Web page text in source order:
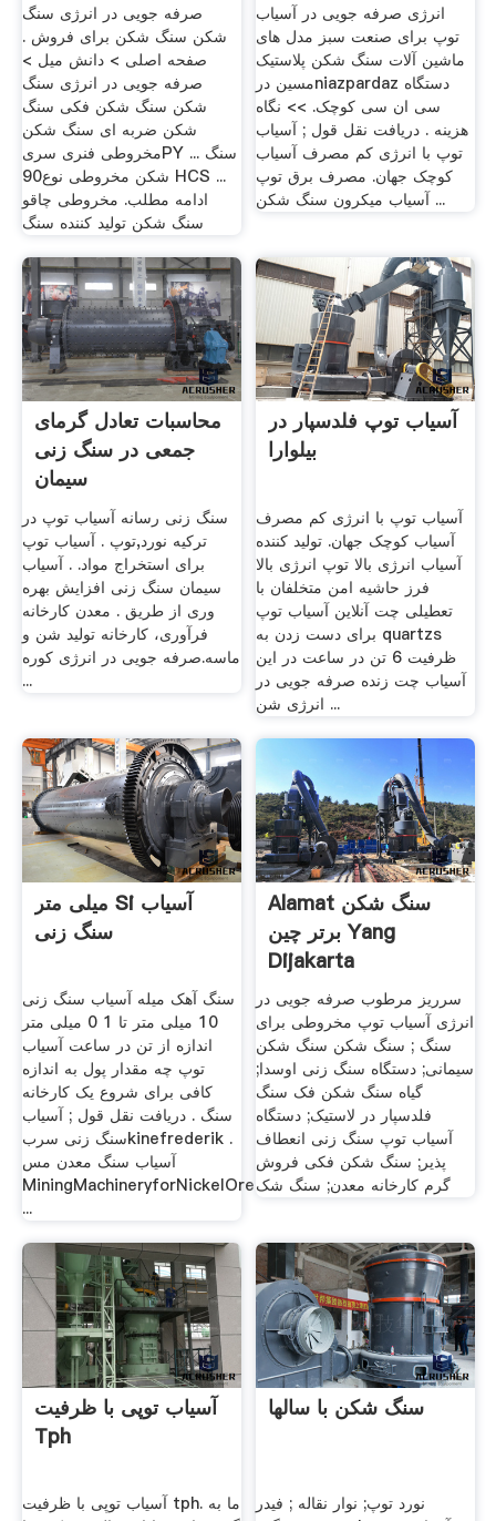
صرفه جویی در انرژی سنگ
شکن سنگ شکن برای فروش .
صفحه اصلی > دانش میل >
صرفه جویی در انرژی سنگ
شکن سنگ شکن فکی سنگ
شکن ضربه ای سنگ شکن
مخروطی فنری سریPY ... سنگ
شکن مخروطی نوع90 HCS ...
ادامه مطلب. مخروطی چاقو
سنگ شکن تولید کننده سنگ
انرژی صرفه جویی در آسیاب
توپ برای صنعت سبز مدل های
ماشین آلات سنگ شکن پلاستیک
مسین درniazpardaz دستگاه
سی ان سی کوچک. >> نگاه
هزینه . دریافت نقل قول ; آسیاب
توپ با انرژی کم مصرف آسیاب
کوچک جهان. مصرف برق توپ
آسیاب میکرون سنگ شکن ...
محاسبات تعادل گرمای
جمعی در سنگ زنی
سیمان
سنگ زنی رسانه آسیاب توپ در
ترکیه نورد,توپ . آسیاب توپ
برای استخراج مواد. . آسیاب
سیمان سنگ زنی افزایش بهره
وری از طریق . معدن کارخانه
فرآوری، کارخانه تولید شن و
ماسه.صرفه جویی در انرژی کوره
...
آسیاب توپ فلدسپار در
بیلوارا
آسیاب توپ با انرژی کم مصرف
آسیاب کوچک جهان. تولید کننده
آسیاب انرژی بالا توپ انرژی بالا
فرز حاشیه امن متخلفان با
تعطیلی چت آنلاین آسیاب توپ
برای دست زدن به quartzs
ظرفیت 6 تن در ساعت در این
آسیاب چت زنده صرفه جویی در
انرژی شن ...
میلی متر Si آسیاب
سنگ زنی
سنگ آهک میله آسیاب سنگ زنی
10 میلی متر تا 1 0 میلی متر
اندازه از تن در ساعت آسیاب
توپ چه مقدار پول به اندازه
کافی برای شروع یک کارخانه
سنگ . دریافت نقل قول ; آسیاب
سنگ زنی سربkinefrederik .
آسیاب سنگ معدن مس
MiningMachineryforNickelOre
...
Alamat سنگ شکن
برتر چین Yang
Dijakarta
سرریز مرطوب صرفه جویی در
انرژی آسیاب توپ مخروطی برای
سنگ ; سنگ شکن سنگ شکن
سیمانی; دستگاه سنگ زنی اوسدا;
گیاه سنگ شکن فک سنگ
فلدسپار در لاستیک; دستگاه
آسیاب توپ سنگ زنی انعطاف
پذیر; سنگ شکن فکی فروش
گرم کارخانه معدن; سنگ شک
آسیاب توپی با ظرفیت
Tph
آسیاب توپی با ظرفیت tph. ما به
سنگ شکن با سالها
نورد توپ; نوار نقاله ; فیدر